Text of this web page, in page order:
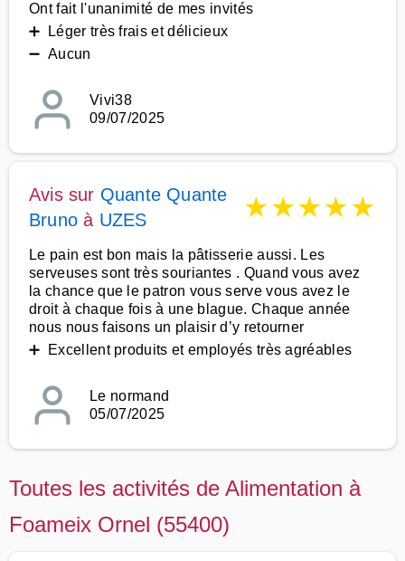
Ont fait l'unanimité de mes invités
➕ Léger très frais et délicieux
➖ Aucun
Vivi38
09/07/2025
Avis sur Quante Quante
Bruno à UZES ★★★★★
Le pain est bon mais la pâtisserie aussi. Les
serveuses sont très souriantes . Quand vous avez
la chance que le patron vous serve vous avez le
droit à chaque fois à une blague. Chaque année
nous nous faisons un plaisir d’y retourner
➕ Excellent produits et employés très agréables
Le normand
05/07/2025
Toutes les activités de Alimentation à
Foameix Ornel (55400)